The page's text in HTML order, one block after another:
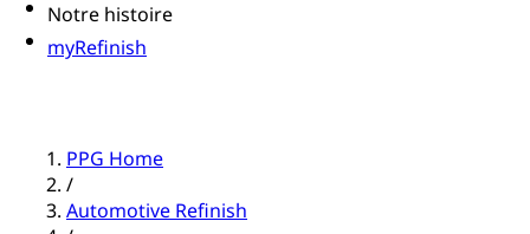
Notre histoire
myRefinish
PPG Home
/
Automotive Refinish